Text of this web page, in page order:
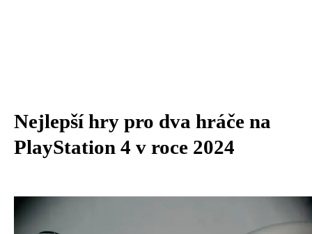
Nejlepší hry pro dva hráče na
PlayStation 4 v roce 2024